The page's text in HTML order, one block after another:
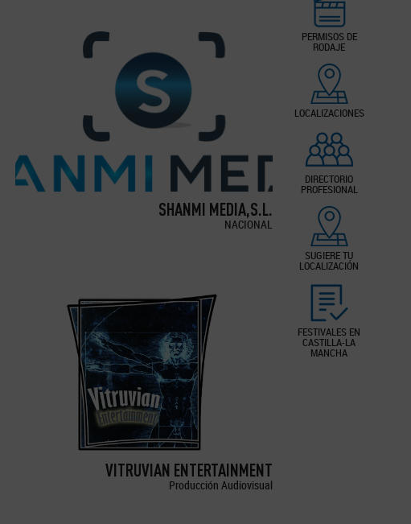
PERMISOS DE
RODAJE
LOCALIZACIONES
DIRECTORIO
PROFESIONAL
SUGIERE TU
LOCALIZACIÓN
FESTIVALES EN
CASTILLA-LA
MANCHA
SHANMI MEDIA,S.L.
NACIONAL
VITRUVIAN ENTERTAINMENT
Producción Audiovisual